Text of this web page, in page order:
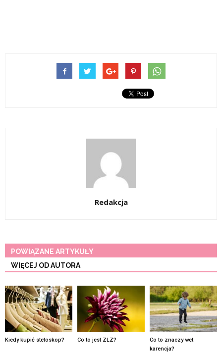
Redakcja
POWIĄZANE ARTYKUŁY
WIĘCEJ OD AUTORA
Kiedy kupić stetoskop? Co to jest ZLZ?
Co to znaczy wet
karencja?